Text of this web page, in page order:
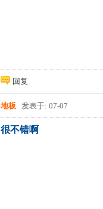
回复
地板 发表于: 07-07
很不错啊